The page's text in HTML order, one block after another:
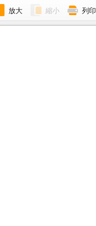
放大 縮小 列印